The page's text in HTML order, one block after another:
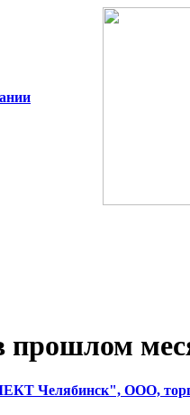
прошлом
Челябинск", ООО,